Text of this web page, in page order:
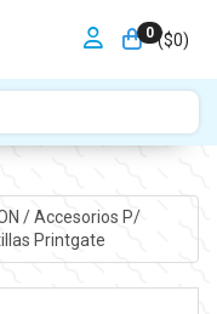
0 ($0)
/Accesorios P/
Printgate